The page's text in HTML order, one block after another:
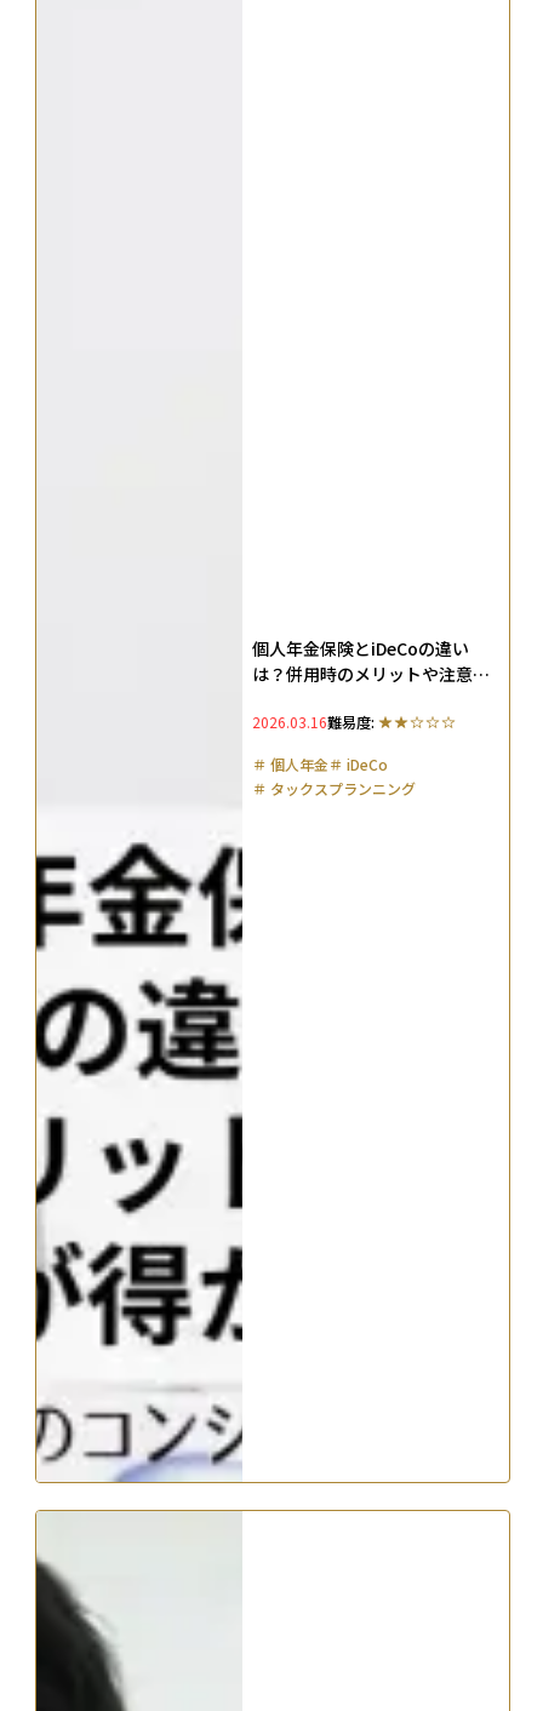
個人年金保険とiDeCoの違い
は？併用時のメリットや注意
2026.03.16難易度:
＃ 個人年金＃ iDeCo
＃ タックスプランニング